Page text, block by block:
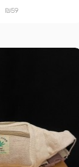
₪59